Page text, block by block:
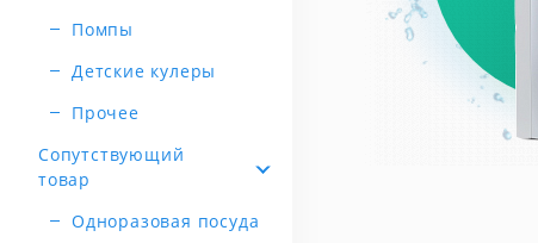
Помпы
Детские кулеры
Прочее
Сопутствующий
товар
Одноразовая посуда